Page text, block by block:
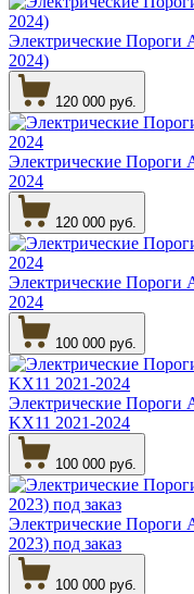
Электрические Пороги
2024)
120 000 руб.
Электрические Пороги
2024
120 000 руб.
Электрические Пороги
2024
100 000 руб.
Электрические Пороги
KX11 2021-2024
100 000 руб.
Электрические Пороги
2023) под заказ
100 000 руб.